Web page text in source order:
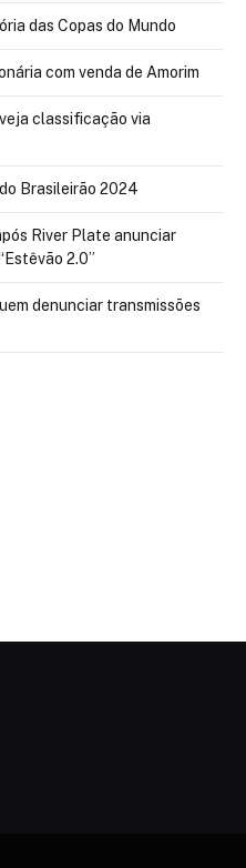
das Copas do Mundo
com venda de Amorim
classificação via
Brasileirão 2024
River Plate anunciar
2.0”
denunciar transmissões